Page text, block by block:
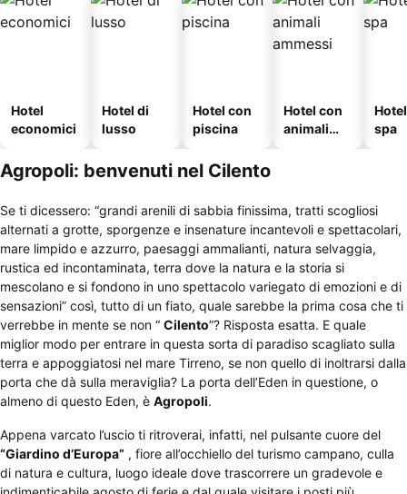
Hotel
economici
Hotel di
lusso
Hotel con
piscina
Hotel con
animali
spa
Agropoli: benvenuti nel Cilento
Se ti dicessero: “grandi arenili di sabbia finissima, tratti scogliosi
alternati a grotte, sporgenze e insenature incantevoli e spettacolari,
mare limpido e azzurro, paesaggi ammalianti, natura selvaggia,
rustica ed incontaminata, terra dove la natura e la storia si
mescolano e si fondono in uno spettacolo variegato di emozioni e di
sensazioni” così, tutto di un fiato, quale sarebbe la prima cosa che ti
verrebbe in mente se non “ Cilento”? Risposta esatta. E quale
miglior modo per entrare in questa sorta di paradiso scagliato sulla
terra e appoggiatosi nel mare Tirreno, se non quello di inoltrarsi dalla
porta che dà sulla meraviglia? La porta dell’Eden in questione, o
almeno di questo Eden, è Agropoli.
Appena varcato l’uscio ti ritroverai, infatti, nel pulsante cuore del
“Giardino d’Europa” , fiore all’occhiello del turismo campano, culla
di natura e cultura, luogo ideale dove trascorrere un gradevole e